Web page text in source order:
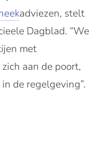
adviezen, stelt
Dagblad. “We
met
aan de poort,
de regelgeving”.